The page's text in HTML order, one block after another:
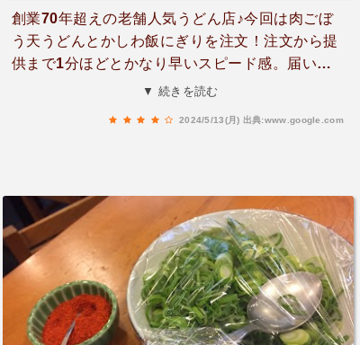
創業70年超えの老舗人気うどん店♪今回は肉ごぼ
う天うどんとかしわ飯にぎりを注文！注文から提
供まで1分ほどとかなり早いスピード感。届いた
うどんは、透き通った和風出汁と、博多名物のフ
天で、薄く切られたごぼうがまばらに入っていま
す。しっかりごぼうのシャキシャキ感や風味が感
じれて美味しい。肉もほんのりと味がついてお
り、出汁に肉の旨味も溶け込んで、安定感抜群の
味でした。かしわ飯おにぎりも、大きめの具材が
たっぷり入っており、ほんのり甘めの味つけが、
うどんのお供に抜群でした😄
▼ 続きを読む
2024/5/13(月) 出典:www.google.com